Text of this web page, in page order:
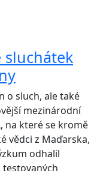
sluchátek
o sluch, ale také
mezinárodní
na které se kromě
vědci z Maďarska,
odhalil